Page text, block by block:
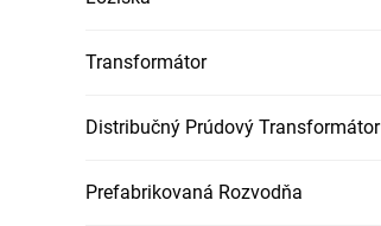
Transformátor
Distribučný Prúdový Transformátor
Prefabrikovaná Rozvodňa